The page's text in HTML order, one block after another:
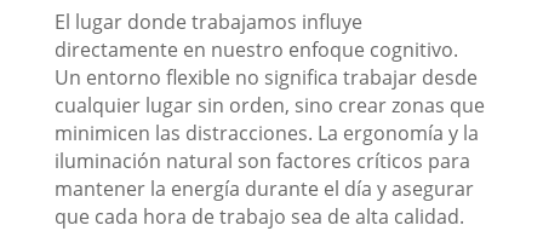
El lugar donde trabajamos influye
directamente en nuestro enfoque cognitivo.
Un entorno flexible no significa trabajar desde
cualquier lugar sin orden, sino crear zonas que
minimicen las distracciones. La ergonomía y la
iluminación natural son factores críticos para
mantener la energía durante el día y asegurar
que cada hora de trabajo sea de alta calidad.